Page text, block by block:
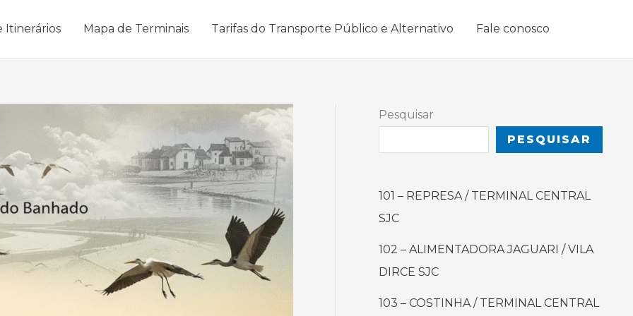
Itinerários Mapa de Terminais Tarifas do Transporte Público e Alternativo Fale conosco
Pesquisar
PESQUISAR
101 – REPRESA / TERMINAL CENTRAL
SJC
102 – ALIMENTADORA JAGUARI / VILA
DIRCE SJC
103 – COSTINHA / TERMINAL CENTRAL